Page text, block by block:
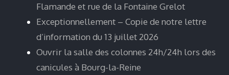
Flamande et rue de la Fontaine Grelot
Exceptionnellement – Copie de notre lettre
d’information du 13 juillet 2026
Ouvrir la salle des colonnes 24h/24h lors des
canicules à Bourg-la-Reine